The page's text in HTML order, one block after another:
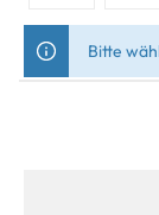
Bitte